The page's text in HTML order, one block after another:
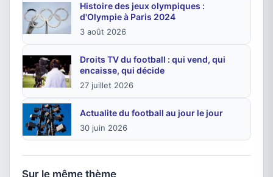
Histoire des jeux olympiques :
d'Olympie à Paris 2024
3 août 2026
Droits TV du football : qui vend, qui
encaisse, qui décide
27 juillet 2026
Actualite du football au jour le jour
30 juin 2026
Sur le même thème